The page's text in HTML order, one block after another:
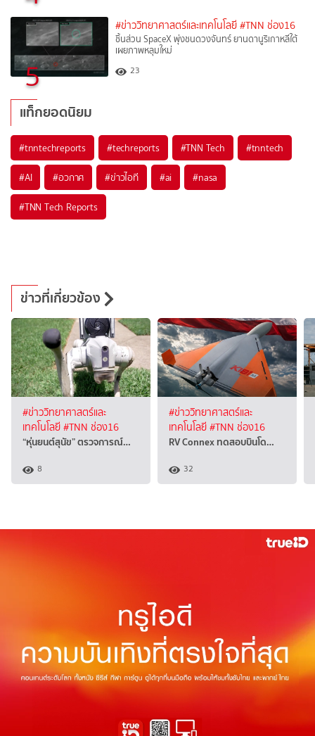
5
#ข่าววิทยาศาสตร์และเทคโนโลยี #TNN ช่อง16
ชิ้นส่วน SpaceX พุ่งชนดวงจันทร์ ยานดานูริเกาหลีใต้
เผยภาพหลุมใหม่
23
แท็กยอดนิยม
#tnntechreports #techreports #TNN Tech #tnntech
#AI #อวกาศ #ข่าวไอที #ai #nasa
#TNN Tech Reports
ข่าวที่เกี่ยวข้อง
#ข่าววิทยาศาสตร์และ
เทคโนโลยี#TNN ช่อง16
“หุ่นยนต์สุนัข” ตรวจการณ์…
8
#ข่าววิทยาศาสตร์และ
เทคโนโลยี#TNN ช่อง16
RV Connex ทดสอบบินโด…
32